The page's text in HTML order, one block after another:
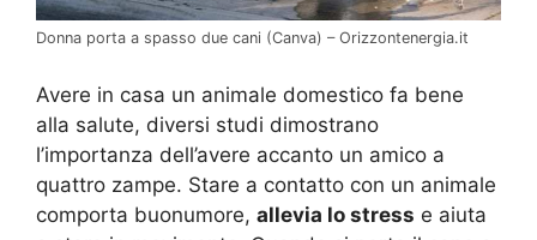
Donna porta a spasso due cani (Canva) – Orizzontenergia.it
Avere in casa un animale domestico fa bene
alla salute, diversi studi dimostrano
l’importanza dell’avere accanto un amico a
quattro zampe. Stare a contatto con un animale
comporta buonumore, allevia lo stress e aiuta